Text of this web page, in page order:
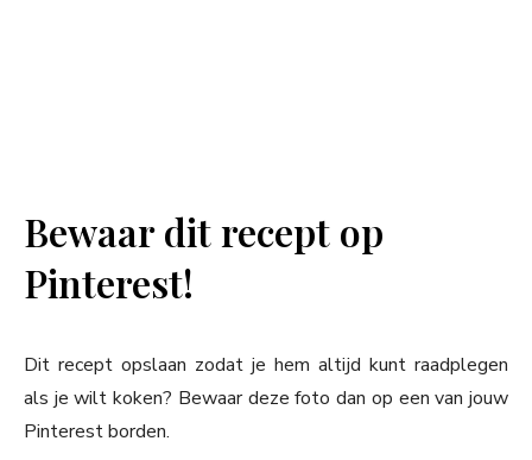
Bewaar dit recept op
Pinterest!
Dit recept opslaan zodat je hem altijd kunt raadplegen
als je wilt koken? Bewaar deze foto dan op een van jouw
Pinterest borden.